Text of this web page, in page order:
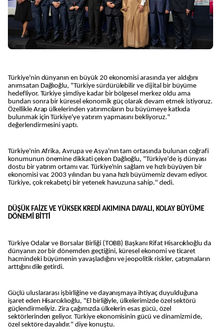
Türkiye'nin dünyanın en büyük 20 ekonomisi arasında yer aldığını
anımsatan Dağlıoğlu, "Türkiye sürdürülebilir ve dijital bir büyüme
hedefliyor. Türkiye şimdiye kadar bir bölgesel merkez oldu ama
bundan sonra bir küresel ekonomik güç olarak devam etmek istiyoruz.
Özellikle Arap ülkelerinden yatırımcıların bu büyümeye katkıda
bulunmak için Türkiye'ye yatırım yapmasını bekliyoruz."
değerlendirmesini yaptı.
Türkiye'nin Afrika, Avrupa ve Asya'nın tam ortasında bulunan coğrafi
konumunun önemine dikkati çeken Dağlıoğlu, "Türkiye'de iş dünyası
dostu bir yatırım ortamı var. Türkiye'nin sağlam ve hızlı büyüyen bir
ekonomisi var. 2003 yılından bu yana hızlı büyümemiz devam ediyor.
Türkiye, çok rekabetçi bir yetenek havuzuna sahip." dedi.
DÜŞÜK FAİZE VE YÜKSEK KREDİ AKIMINA DAYALI, KOLAY BÜYÜME
DÖNEMİ BİTTİ
Türkiye Odalar ve Borsalar Birliği (TOBB) Başkanı Rifat Hisarcıklıoğlu da
dünyanın zor bir dönemden geçtiğini, küresel ekonomi ve ticaret
hacmindeki büyümenin yavaşladığını ve jeopolitik riskler, çatışmaların
arttığını dile getirdi.
Güçlü uluslararası işbirliğine ve dayanışmaya ihtiyaç duyulduğuna
işaret eden Hisarcıklıoğlu, "El birliğiyle, ülkelerimizde özel sektörü
güçlendirmeliyiz. Zira çağımızda ülkelerin esas gücü, özel
sektörlerinden geliyor. Türkiye ekonomisinin gücü ve dinamizmi de,
özel sektöre dayalıdır." diye konuştu.